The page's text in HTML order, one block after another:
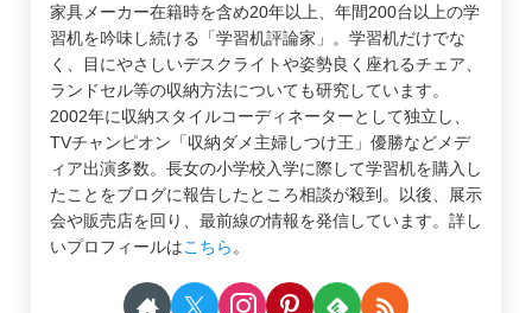
家具メーカー在籍時を含め20年以上、年間200台以上の学
習机を吟味し続ける「学習机評論家」。学習机だけでな
く、目にやさしいデスクライトや姿勢良く座れるチェア、
ランドセル等の収納方法についても研究しています。
2002年に収納スタイルコーディネーターとして独立し、
TVチャンピオン「収納ダメ主婦しつけ王」優勝などメデ
ィア出演多数。長女の小学校入学に際して学習机を購入し
たことをブログに報告したところ相談が殺到。以後、展示
会や販売店を回り、最前線の情報を発信しています。詳し
いプロフィールはこちら 。